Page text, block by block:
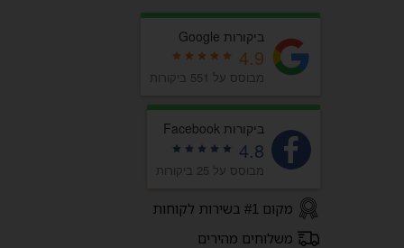
ביקורות Google
4.9
מבוסס על 551 ביקורות
ביקורות Facebook
4.8
מבוסס על 25 ביקורות
מקום #1 בשירות לקוחות
משלוחים מהירים